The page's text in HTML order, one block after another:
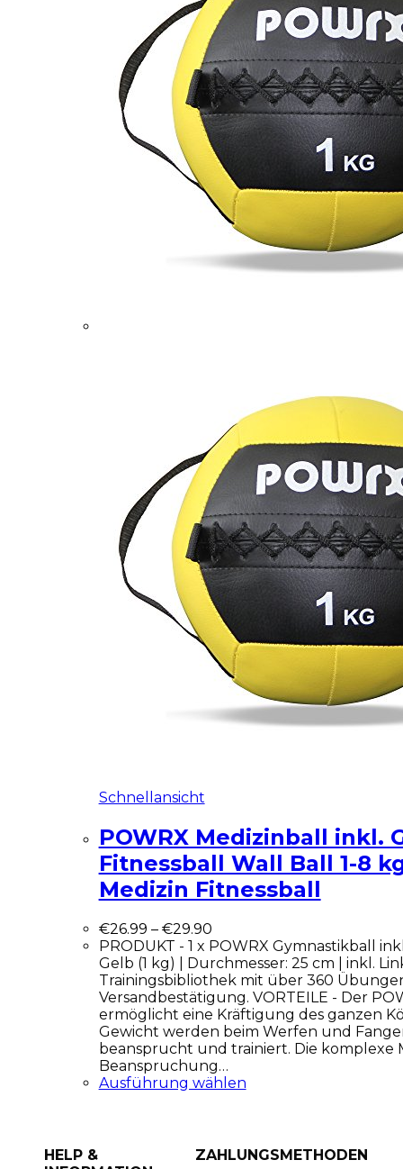
Schnellansicht
POWRX Medizinball inkl.
Fitnessball Wall Ball 1-8
Medizin Fitnessball
€26.99 – €29.90
PRODUKT - 1 x POWRX Gymnastikball
Gelb (1 kg) | Durchmesser: 25 cm | inkl.
Trainingsbibliothek mit über 360
Versandbestätigung. VORTEILE - Der
ermöglicht eine Kräftigung des ganzen
Gewicht werden beim Werfen und
beansprucht und trainiert. Die komplexe
Beanspruchung…
Ausführung wählen
HELP &
ZAHLUNGSMETHODEN